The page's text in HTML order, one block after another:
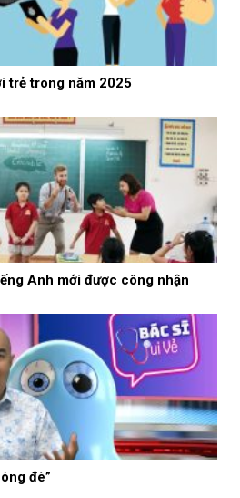
trẻ trong năm 2025
Anh mới được công nhận
đè”